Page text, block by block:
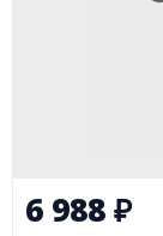
6 988₽